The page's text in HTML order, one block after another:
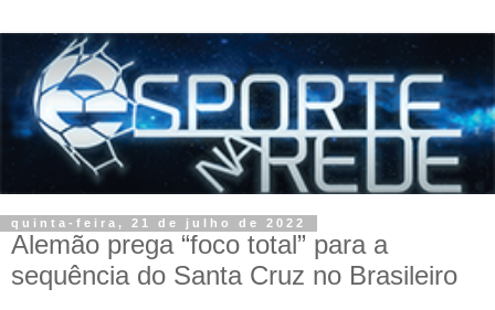
quinta-feira, 21 de julho de 2022
Alemão prega “foco total” para a
sequência do Santa Cruz no Brasileiro